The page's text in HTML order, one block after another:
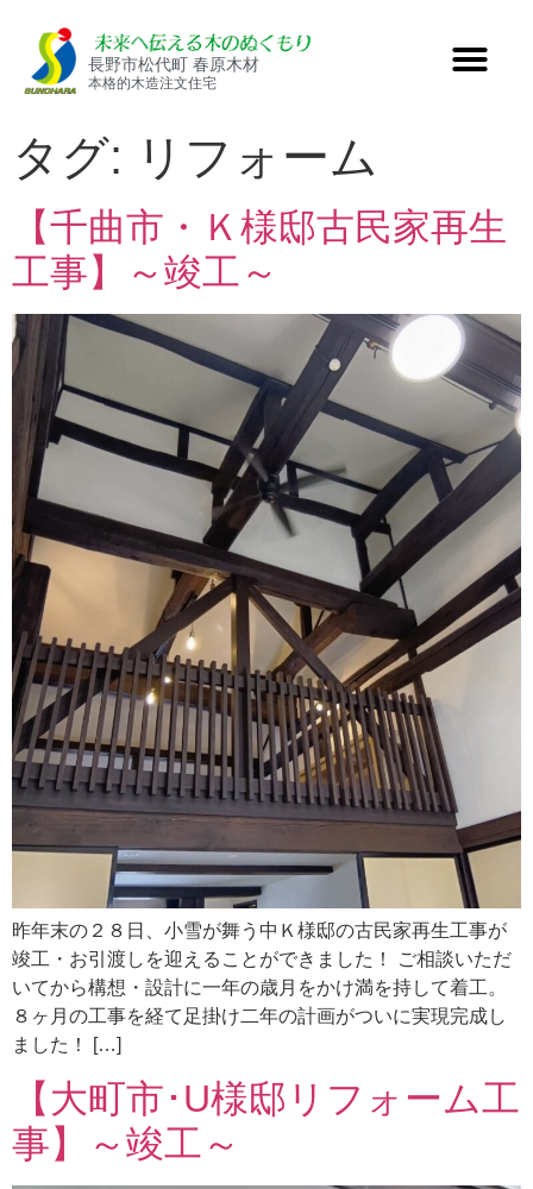
長野市松代町 春原木材
本格的木造注文住宅
タグ: リフォーム
【千曲市・Ｋ様邸古民家再生
工事】～竣工～
昨年末の２８日、小雪が舞う中Ｋ様邸の古民家再生工事が
竣工・お引渡しを迎えることができました！ ご相談いただ
いてから構想・設計に一年の歳月をかけ満を持して着工。
８ヶ月の工事を経て足掛け二年の計画がついに実現完成し
ました！ […]
【大町市･U様邸リフォーム工
事】～竣工～